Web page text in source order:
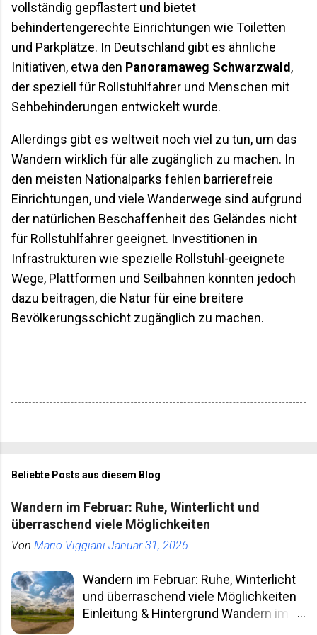
vollständig gepflastert und bietet
behindertengerechte Einrichtungen wie Toiletten
und Parkplätze. In Deutschland gibt es ähnliche
Initiativen, etwa den Panoramaweg Schwarzwald,
der speziell für Rollstuhlfahrer und Menschen mit
Sehbehinderungen entwickelt wurde.
Allerdings gibt es weltweit noch viel zu tun, um das
Wandern wirklich für alle zugänglich zu machen. In
den meisten Nationalparks fehlen barrierefreie
Einrichtungen, und viele Wanderwege sind aufgrund
der natürlichen Beschaffenheit des Geländes nicht
für Rollstuhlfahrer geeignet. Investitionen in
Infrastrukturen wie spezielle Rollstuhl-geeignete
Wege, Plattformen und Seilbahnen könnten jedoch
dazu beitragen, die Natur für eine breitere
Bevölkerungsschicht zugänglich zu machen.
Beliebte Posts aus diesem Blog
Wandern im Februar: Ruhe, Winterlicht und
überraschend viele Möglichkeiten
Von Mario Viggiani Januar 31, 2026
Wandern im Februar: Ruhe, Winterlicht
und überraschend viele Möglichkeiten
Einleitung & Hintergrund Wandern im